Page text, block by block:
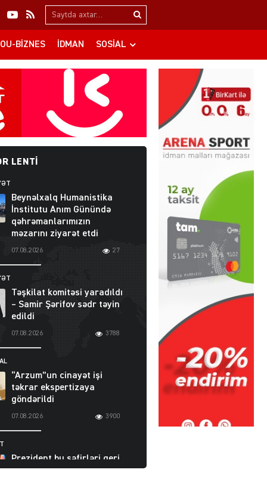
Search…
BIZNES İDMAN SOSIAL
LENTI
Beynəlxalq Humanistika
İnstitutu Anım Günündə
qəhrəmanlarımızın
məzarını ziyarət etdi
07.08.2026 27
Təşkilat komitəsi yaradıldı
– Samir Şərifov sədr təyin
edildi
07.08.2026 3788
“Arzum”un cinayət işi
təkrar ekspertizaya
göndərildi
07.08.2026 3900
Prezident bu səfirləri geri
çağırdı – Abel